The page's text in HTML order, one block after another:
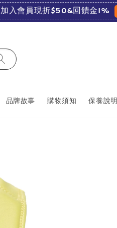
加入會員現折$50&回饋金1%
品牌故事 購物須知 保養說明